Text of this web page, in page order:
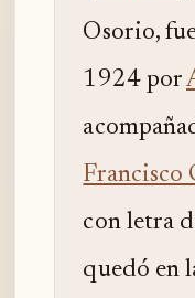
Osorio,
1924 por
Francisco
con letra
quedó en